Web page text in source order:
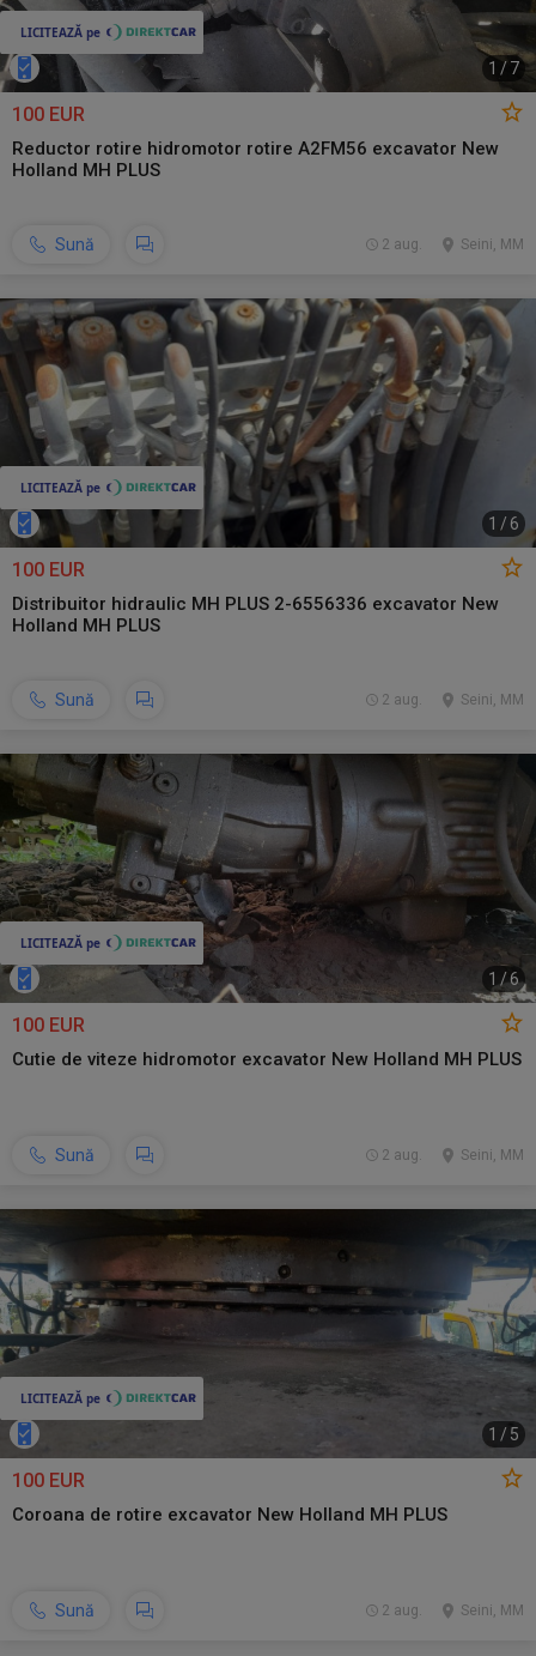
1 /7
100 EUR
Reductor rotire hidromotor rotire A2FM56 excavator New
Holland MH PLUS
Sună Seini, MM
2 aug.
1 / 6
100 EUR
Distribuitor hidraulic MH PLUS 2-6556336 excavator New
Holland MH PLUS
Sună Seini, MM
2 aug.
1 /6
100 EUR
Cutie de viteze hidromotor excavator New Holland MH PLUS
Sună Seini, MM
2 aug.
1 / 5
100 EUR
Coroana de rotire excavator New Holland MH PLUS
Sună Seini, MM
2 aug.